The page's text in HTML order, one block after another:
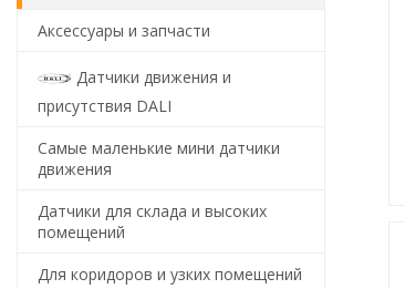
Аксессуары и запчасти
Датчики движения и
присутствия DALI
Самые маленькие мини датчики
движения
Датчики для склада и высоких
помещений
Для коридоров и узких помещений